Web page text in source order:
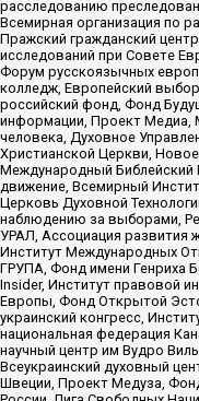
расследованию
Всемирная организация по
Пражский гражданский
исследований при Совете
Форум русскоязычных
колледж, Европейский
российский фонд, Фонд
информации, Проект Медиа,
человека, Духовное
Христианской Церкви,
Международный Библейский
движение, Всемирный
Церковь Духовной
наблюдению за выборами,
УРАЛ, Ассоциация развития
Институт Международных
ГРУПА, Фонд имени Генриха
Insider, Институт правовой
Европы, Фонд Открытой
украинский конгресс,
национальная федерация
научный центр им Вудро
Всеукраинский духовный
Швеции, Проект Медуза,